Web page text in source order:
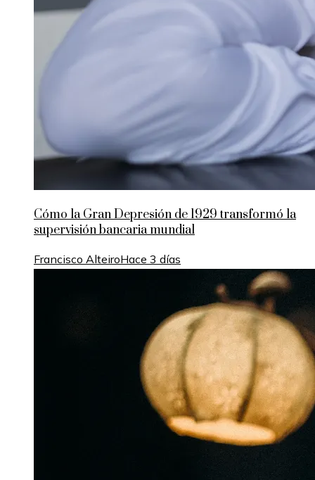
Cómo la Gran Depresión de 1929 transformó la
supervisión bancaria mundial
Francisco AlteiroHace 3 días